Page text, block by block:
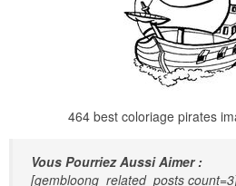
464 best coloriage pirates
Vous Pourriez Aussi Aimer :
[gembloong_related_posts